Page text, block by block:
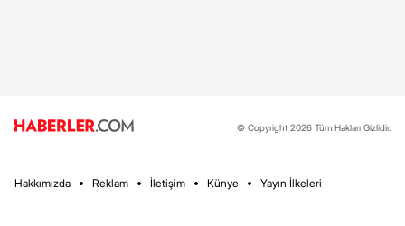
© Copyright 2026 Tüm Hakları Gizlidir.
Hakkımızda Reklam İletişim Künye Yayın İlkeleri